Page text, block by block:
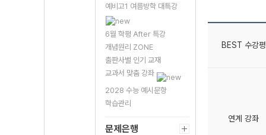
예비고1 여름방학 대특강
6월 학평 After 특강
개념원리 ZONE
출판사별 인기 교재
교과서 맞춤 강좌
2028 수능 예시문항
학습관리
문제은행
BEST 수강평
연계 강좌